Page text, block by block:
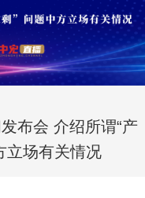
布会 介绍所谓“产
立场有关情况